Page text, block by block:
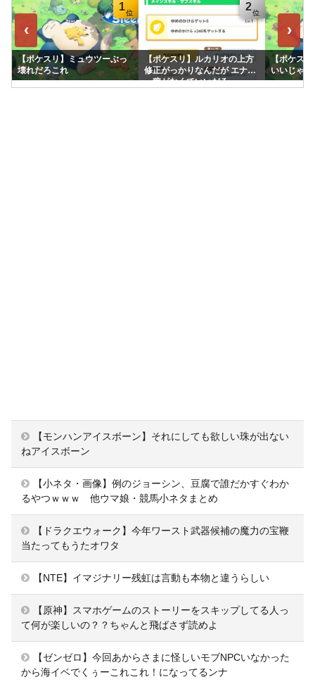
‹
1
【ポケスリ】ミュウツーぶっ
壊れだろこれ
2
【ポケスリ】ルカリオの上方
修正がっかりなんだが エナジ
ー稼がなくていいだろ
【ポケス
いいじゃん
›
【モンハンアイスボーン】それにしても欲しい珠が出ない
ねアイスボーン
【小ネタ・画像】例のジョーシン、豆腐で誰だかすぐわか
るやつｗｗｗ 他ウマ娘・競馬小ネタまとめ
【ドラクエウォーク】今年ワースト武器候補の魔力の宝鞭
当たってもうたオワタ
【NTE】イマジナリー残虹は言動も本物と違うらしい
【原神】スマホゲームのストーリーをスキップしてる人っ
て何が楽しいの？？ちゃんと飛ばさず読めよ
【ゼンゼロ】今回あからさまに怪しいモブNPCいなかった
から海イベでくぅーこれこれ！になってるンナ